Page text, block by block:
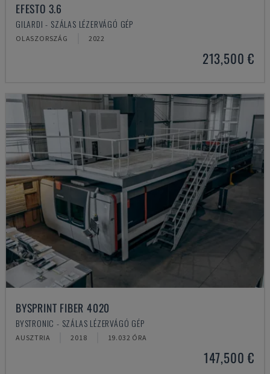
EFESTO 3.6
GILARDI - SZÁLAS LÉZERVÁGÓ GÉP
OLASZORSZÁG 2022
213,500 €
BYSPRINT FIBER 4020
BYSTRONIC - SZÁLAS LÉZERVÁGÓ GÉP
AUSZTRIA 2018 19.032 ÓRA
147,500 €